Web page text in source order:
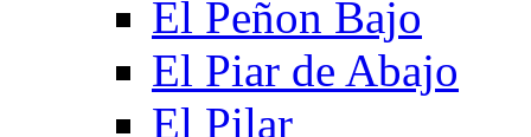
El Peñon Bajo
El Piar de Abajo
El Pilar